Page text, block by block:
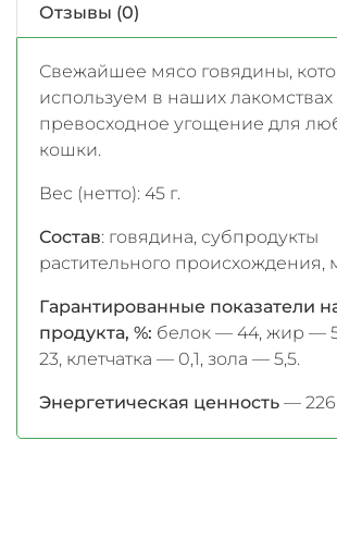
Отзывы (0)
Свежайшее мясо говядины,
используем в наших
превосходное угощение для
кошки.
Вес (нетто): 45 г.
Состав: говядина, субпродукты
растительного происхождения,
Гарантированные показатели
продукта, %: белок — 44, жир —
23, клетчатка — 0,1, зола — 5,5.
Энергетическая ценность —